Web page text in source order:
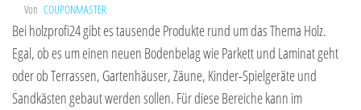
Von COUPONMASTER
Bei holzprofi24 gibt es tausende Produkte rund um das Thema Holz.
Egal, ob es um einen neuen Bodenbelag wie Parkett und Laminat geht
oder ob Terrassen, Gartenhäuser, Zäune, Kinder-Spielgeräte und
Sandkästen gebaut werden sollen. Für diese Bereiche kann im